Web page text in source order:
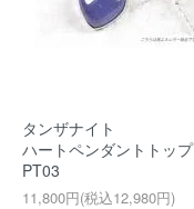
タンザナイト
ハートペンダントトップ
PT03
11,800円(税込12,980円)